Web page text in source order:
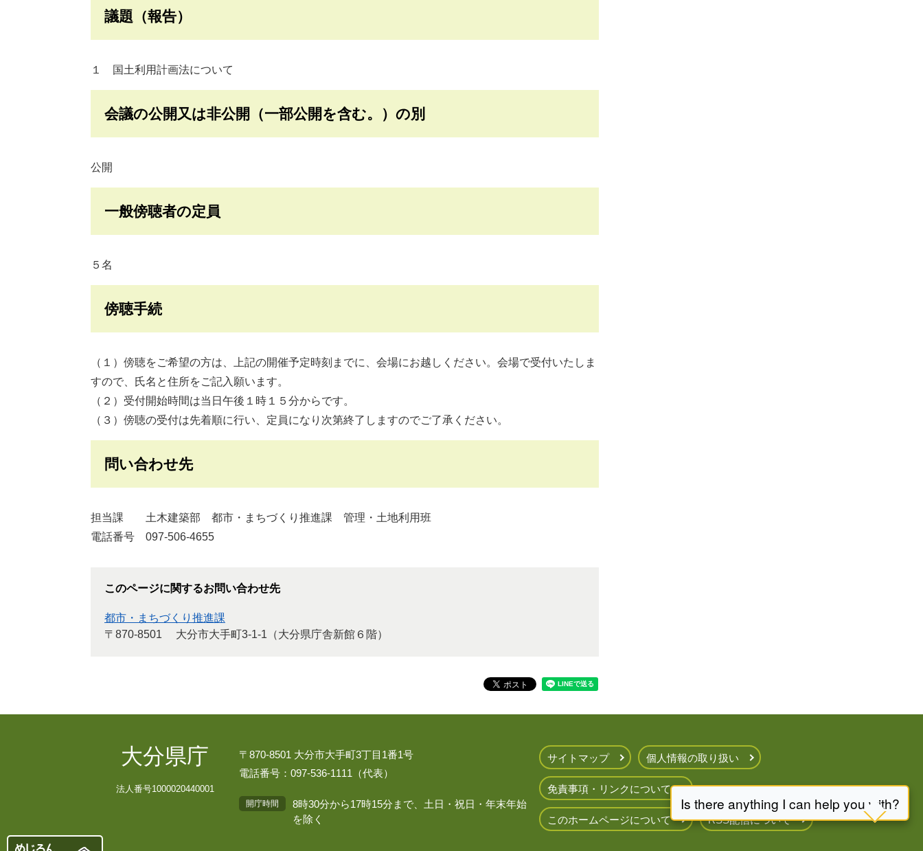
議題（報告）
１ 国土利用計画法について
会議の公開又は非公開（一部公開を含む。）の別
公開
一般傍聴者の定員
５名
傍聴手続
（１）傍聴をご希望の方は、上記の開催予定時刻までに、会場にお越しください。会場で受付いたしま
すので、氏名と住所をご記入願います。
（２）受付開始時間は当日午後１時１５分からです。
（３）傍聴の受付は先着順に行い、定員になり次第終了しますのでご了承ください。
問い合わせ先
担当課 土木建築部 都市・まちづくり推進課 管理・土地利用班
電話番号 097-506-4655
このページに関するお問い合わせ先
都市・まちづくり推進課
〒870-8501
大分市大手町3-1-1（大分県庁舎新館６階）
大分県庁
法人番号1000020440001
〒870-8501 大分市大手町3丁目1番1号
電話番号：097-536-1111（代表）
開庁時間
8時30分から17時15分まで、土日・祝日・年末年始
を除く
サイトマップ 個人情報の取り扱い
免責事項・リンクについて
このホームページについて RSS配信について